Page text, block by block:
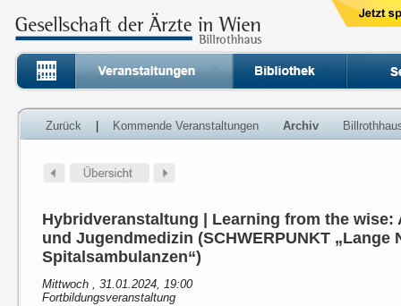
Zurück Kommende Veranstaltungen Archiv
Hybridveranstaltung | Learning from the wise:
und Jugendmedizin (SCHWERPUNKT „Lange
Spitalsambulanzen“)
Mittwoch , 31.01.2024, 19:00
Fortbildungsveranstaltung